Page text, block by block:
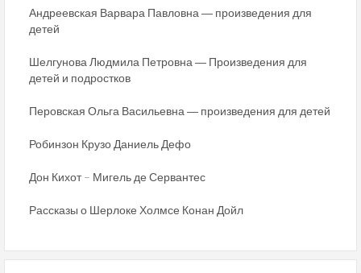
Андреевская Варвара Павловна ― произведения для
детей
Шелгунова Людмила Петровна ― Произведения для
детей и подростков
Перовская Ольга Васильевна ― произведения для детей
Робинзон Крузо Даниель Дефо
Дон Кихот – Мигель де Сервантес
Рассказы о Шерлоке Холмсе Конан Дойл